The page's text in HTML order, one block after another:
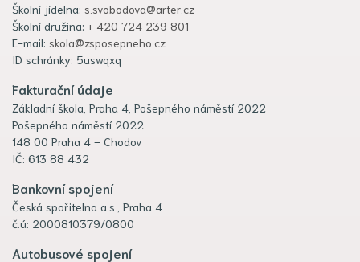
Školní jídelna: s.svobodova@arter.cz
Školní družina: + 420 724 239 801
E-mail: skola@zsposepneho.cz
ID schránky: 5uswqxq
Fakturační údaje
Základní škola, Praha 4, Pošepného náměstí 2022
Pošepného náměstí 2022
148 00 Praha 4 – Chodov
IČ: 613 88 432
Bankovní spojení
Česká spořitelna a.s., Praha 4
č.ú: 2000810379/0800
Autobusové spojení